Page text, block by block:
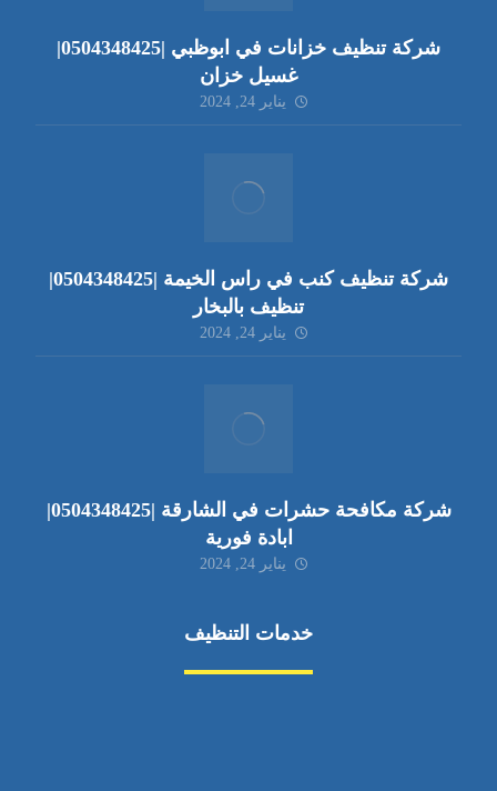
شركة تنظيف خزانات في ابوظبي |0504348425|
غسيل خزان
يناير 24, 2024
شركة تنظيف كنب في راس الخيمة |0504348425|
تنظيف بالبخار
يناير 24, 2024
شركة مكافحة حشرات في الشارقة |0504348425|
ابادة فورية
يناير 24, 2024
خدمات التنظيف